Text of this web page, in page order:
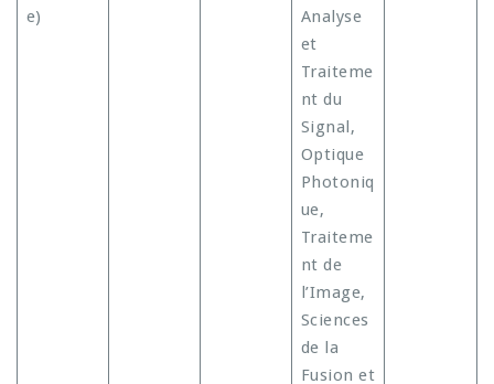
e)
Analyse
et
Traiteme
nt du
Signal,
Optique
Photoniq
ue,
Traiteme
nt de
l’Image,
Sciences
de la
Fusion et